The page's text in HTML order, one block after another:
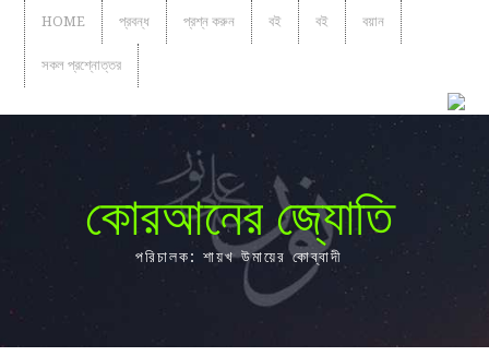
HOME প্রবন্ধ প্রশ্ন করুন বই বই বয়ান
সকল প্রশ্নোত্তর
কোরআনের জ্যোতি
পরিচালক: শায়খ উমায়ের কোব্বাদী